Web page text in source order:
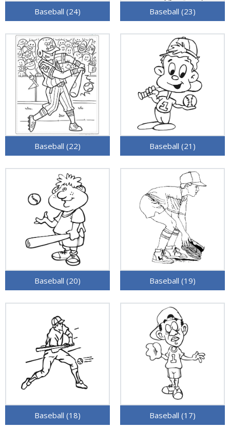
Baseball (24) Baseball (23)
Baseball (22) Baseball (21)
Baseball (20) Baseball (19)
Baseball (18) Baseball (17)